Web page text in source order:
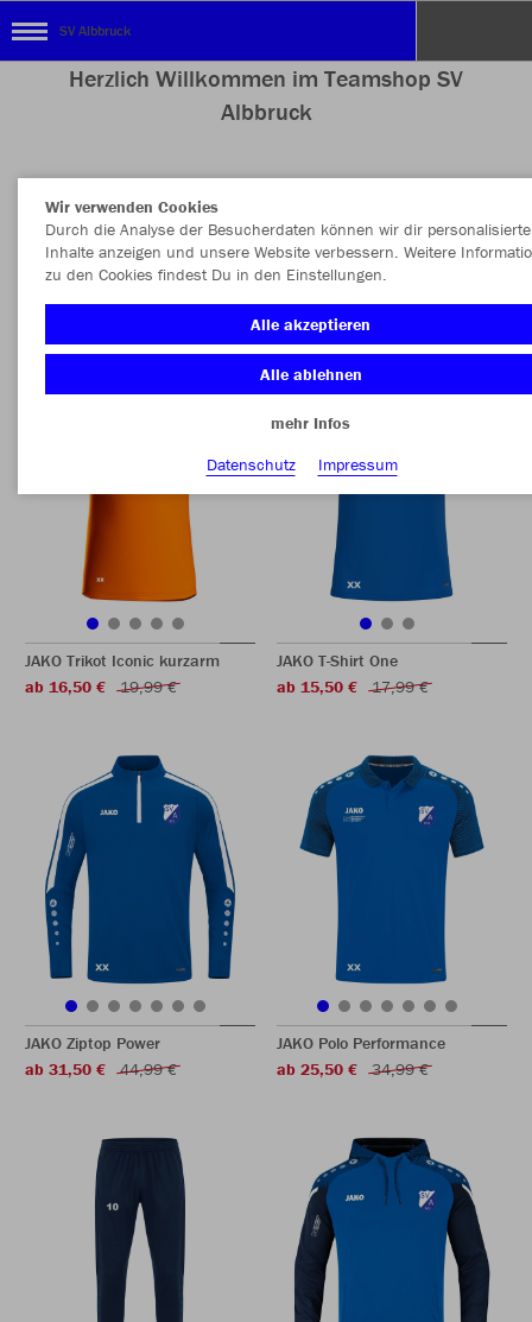
SV Albbruck
Herzlich Willkommen im Teamshop SV
Albbruck
Nachhaltig Farbe
JAKO Trikot Iconic kurzarm
ab 16,50 €
19,99 €
JAKO T-Shirt One
ab 15,50 €
17,99 €
JAKO Ziptop Power
ab 31,50 €
44,99 €
JAKO Polo Performance
ab 25,50 €
34,99 €
Wir verwenden Cookies
Durch die Analyse der Besucherdaten können wir dir personalisierte
Inhalte anzeigen und unsere Website verbessern. Weitere
zu den Cookies findest Du in den Einstellungen.
Alle akzeptieren
Alle ablehnen
mehr Infos
Datenschutz
Impressum